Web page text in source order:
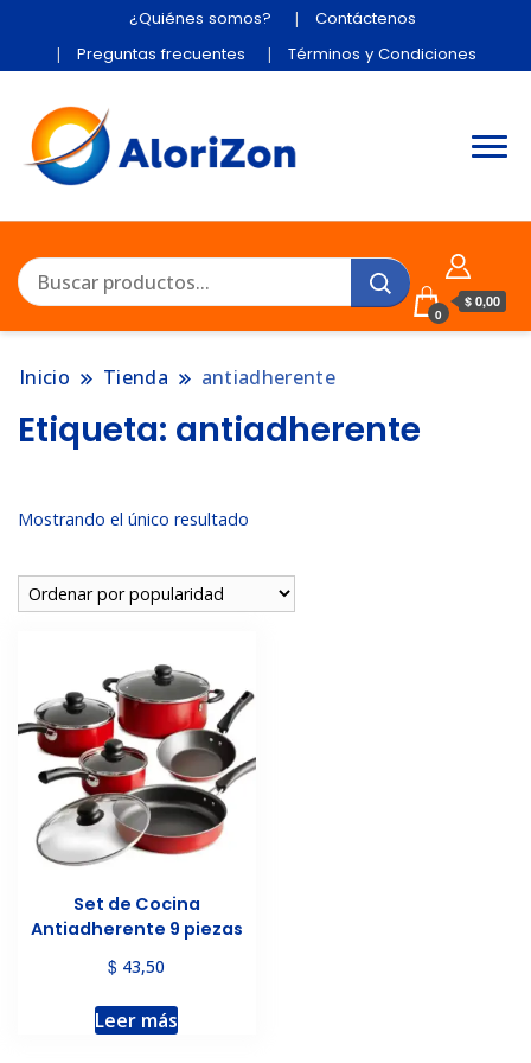
¿Quiénes somos?
Contáctenos
Preguntas frecuentes
Términos y Condiciones
0
$ 0,00
Inicio Tienda antiadherente
Etiqueta: antiadherente
Mostrando el único resultado
Set de Cocina
Antiadherente 9 piezas
$ 43,50
Leer más